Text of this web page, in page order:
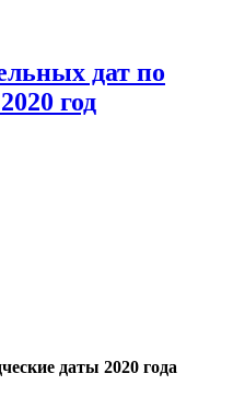
дат по
год
даты 2020 года